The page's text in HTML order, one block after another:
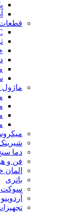
قطعات
ماژول
دما
فن و
المان
باتری
سوکت
آردوینو